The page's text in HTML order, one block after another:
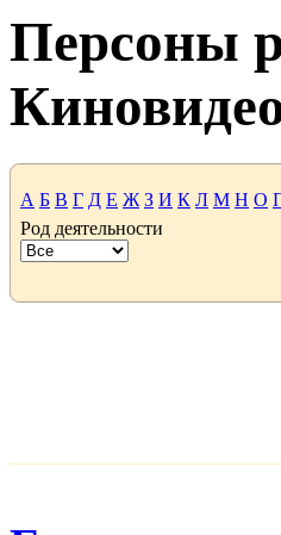
Персоны
А Б В Г Д Е Ж З И К Л М Н О
Род деятельности